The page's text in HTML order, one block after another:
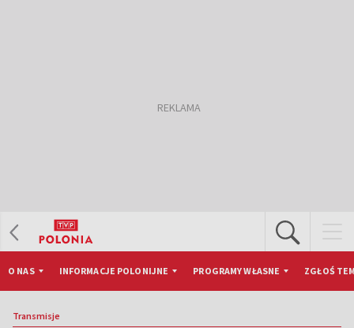
O NAS INFORMACJE POLONIJNE PROGRAMY WŁASNE ZGŁOŚ
Transmisje